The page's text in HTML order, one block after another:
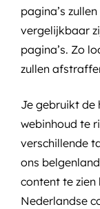
pagina’s
vergelijkbaar
pagina’s. Zo
zullen
Je gebruikt
webinhoud te
verschillende
ons
content te
Nederlandse